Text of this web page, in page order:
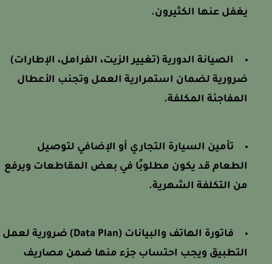
يغفل عنها الكثيرون.
الصيانة الدورية (تغيير الزيت، الفرامل، الإطارات)
ضرورية لضمان استمرارية العمل وتجنب الأعطال
المفاجئة المكلفة.
تأمين السيارة التجاري أو الإضافي لتوصيل
الطعام قد يكون مطلوبًا في بعض المقاطعات ويرفع
من التكلفة الشهرية.
فاتورة الهاتف والبيانات (Data Plan) ضرورية لعمل
التطبيق ويجب احتساب جزء منها ضمن مصاريف